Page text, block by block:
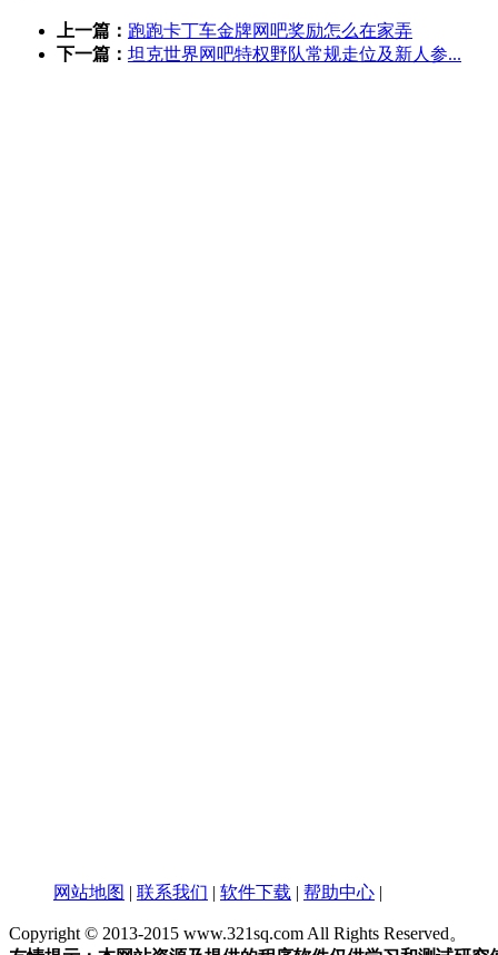
上一篇： 跑跑卡丁车金牌网吧奖励怎么在家弄
下一篇： 坦克世界网吧特权野队常规走位及新人参...
网站地图 | 联系我们 | 软件下载 | 帮助中心 |
Copyright © 2013-2015 www.321sq.com All Rights Reserved。